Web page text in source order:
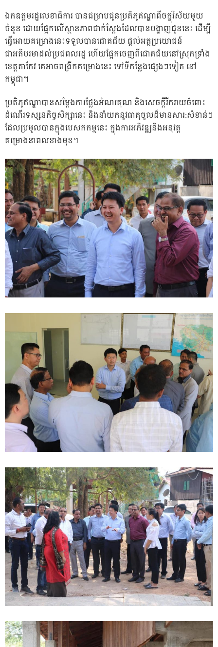
ឯកឧត្តមរដ្ឋលេខាធិការ បានជម្រាបជូនប្រតិភូឥណ្ឌាពីចក្ខុវិស័យមួយ
ចំនួន ដោយផ្អែកលើស្ថានភាពជាក់ស្តែងដែលបានបង្ហាញជូននេះ ដើម្បី
ធ្វើអោយគម្រោងនេះទទួលបានជោគជ័យ ផ្តល់អត្ថប្រយោជន៍
ជាអតិបរមាដល់ប្រជពលរដ្ឋ ហើយផ្អែកចេញពីជោគជ័យនៅស្រុកទ្រាំង
ខេត្តតាកែវ គេអាចពង្រីកគម្រោងនេះ ទៅទីកន្លែងផ្សេងៗទៀត នៅ
កម្ពុជា។
ប្រតិភូឥណ្ឌាបានសម្តែងការថ្លែងអំណរគុណ និងសេចក្តីរីករាយចំពោះ
ដំណើរទស្សនកិច្ចសិក្សានេះ និងនាំយកនូវធាតុចូលដ៏មានសារ:សំខាន់ៗ
ដែលប្រមូលបានក្នុងបេសកកម្មនេះ ក្នុងការអភិវឌ្ឍនិងអនុវត្ត
គម្រោងនាពលខាងមុខ។